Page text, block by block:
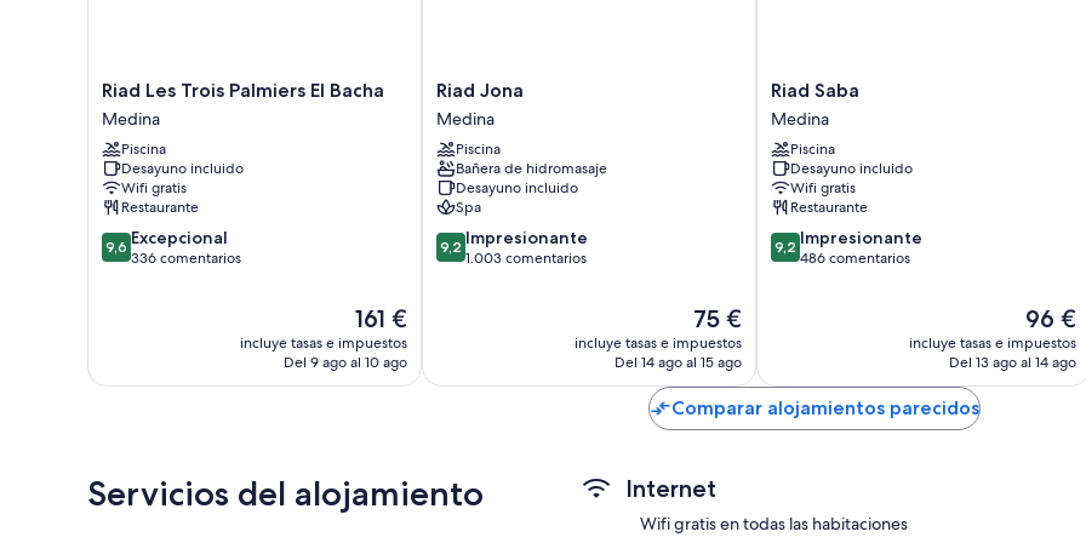
Baños con bañeras profundas y artículos de higiene personal
Televisiones LCD con canales por satélite
Balcones, cunas gratuitas y servicio de limpieza diario
Riad
Les
Trois
Palmiers
El
Bacha
Medina
Riad Les Trois Palmiers El Bacha
Medina
Piscina
Desayuno incluido
Wifi gratis
Restaurante
9.6
sobre
9,6 Excepcional
336 comentarios
El
precio
actual
161 €
incluye tasas e impuestos
Del 9 ago al 10 ago
Riad
Jona
Medina
Riad Jona
Medina
Piscina
Bañera de hidromasaje
Desayuno incluido
Spa
9.2
sobre
9,2 Impresionante
1.003 comentarios
El
precio
actual
de
75 €
75 €
incluye tasas e impuestos
Del 14 ago al 15 ago
Riad
Saba
Medina
Riad Saba
Medina
Piscina
Desayuno incluido
Wifi gratis
Restaurante
9.2
sobre
9,2 Impresionante
486 comentarios
El
precio
actual
96 €
incluye tasas e impuestos
Del 13 ago al 14 ago
Comparar alojamientos parecidos
Servicios del alojamiento Internet
Wifi gratis en todas las habitaciones